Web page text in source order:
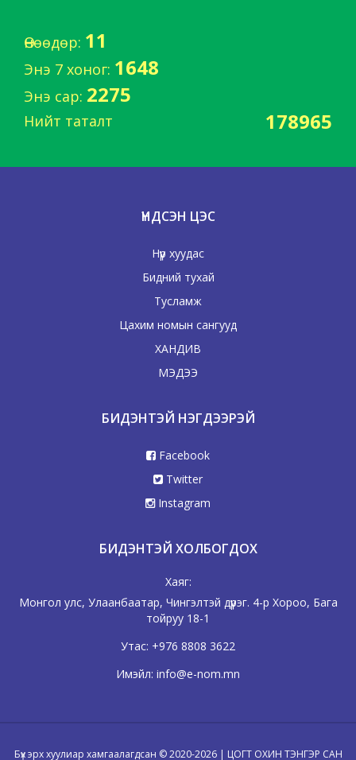
Өнөөдөр: 11
Энэ 7 хоног: 1648
Энэ сар: 2275
Нийт таталт 178965
ҮНДСЭН ЦЭС
Нүүр хуудас
Бидний тухай
Тусламж
Цахим номын сангууд
ХАНДИВ
МЭДЭЭ
БИДЭНТЭЙ НЭГДЭЭРЭЙ
Facebook
Twitter
Instagram
БИДЭНТЭЙ ХОЛБОГДОХ
Хаяг:
Монгол улс, Улаанбаатар, Чингэлтэй дүүрэг. 4-р Хороо, Бага
тойруу 18-1
Утас: +976 8808 3622
Имэйл: info@e-nom.mn
Бүх эрх хуулиар хамгаалагдсан © 2020-2026 | ЦОГТ ОХИН ТЭНГЭР САН